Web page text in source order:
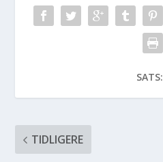
SATS:
TIDLIGERE